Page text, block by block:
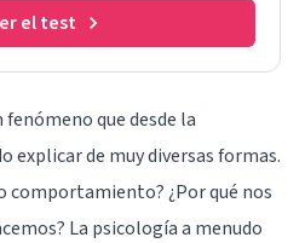
el test
que desde la
explicar de muy diversas formas.
comportamiento? ¿Por qué nos
La psicología a menudo